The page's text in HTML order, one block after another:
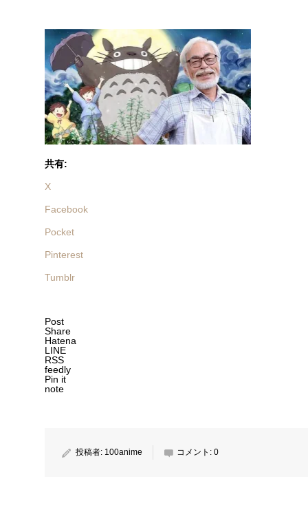
共有:
X
Facebook
Pocket
Pinterest
Tumblr
Post
Share
Hatena
LINE
RSS
feedly
Pin it
note
投稿者: 100anime コメント: 0